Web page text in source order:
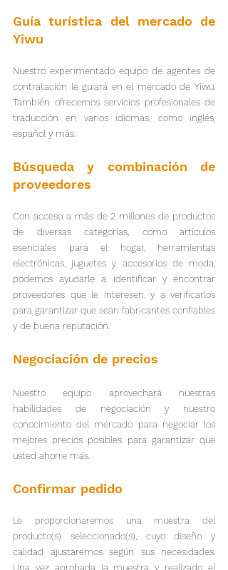
Guía turística del mercado de
Yiwu
Nuestro experimentado equipo de agentes de
contratación le guiará en el mercado de Yiwu.
También ofrecemos servicios profesionales de
traducción en varios idiomas, como inglés,
español y más.
Búsqueda y combinación de
proveedores
Con acceso a más de 2 millones de productos
de diversas categorías, como artículos
esenciales para el hogar, herramientas
electrónicas, juguetes y accesorios de moda,
podemos ayudarle a identificar y encontrar
proveedores que le interesen, y a verificarlos
para garantizar que sean fabricantes confiables
y de buena reputación.
Negociación de precios
Nuestro equipo aprovechará nuestras
habilidades de negociación y nuestro
conocimiento del mercado para negociar los
mejores precios posibles para garantizar que
usted ahorre más.
Confirmar pedido
Le proporcionaremos una muestra del
producto(s) seleccionado(s), cuyo diseño y
calidad ajustaremos según sus necesidades.
Una vez aprobada la muestra y realizado el